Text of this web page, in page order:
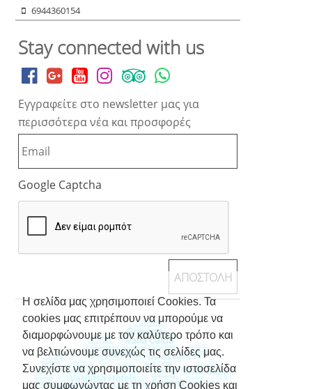
Η σελίδα μας χρησιμοποιεί Cookies. Τα
cookies μας επιτρέπουν να μπορούμε να
διαμορφώνουμε με τον καλύτερο τρόπο και
να βελτιώνουμε συνεχώς τις σελίδες μας.
Συνεχίστε να χρησιμοποιείτε την ιστοσελίδα
μας συμφωνώντας με τη χρήση Cookies και
6944360154
Stay connected with us
Εγγραφείτε στο newsletter μας για
περισσότερα νέα και προσφορές
Google Captcha